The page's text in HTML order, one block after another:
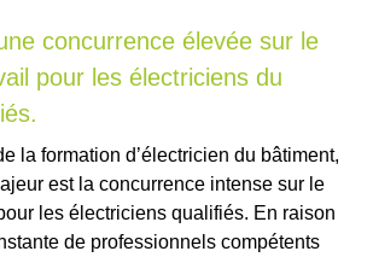
concurrence élevée sur le
pour les électriciens du
la formation d’électricien du bâtiment,
est la concurrence intense sur le
les électriciens qualifiés. En raison
de professionnels compétents